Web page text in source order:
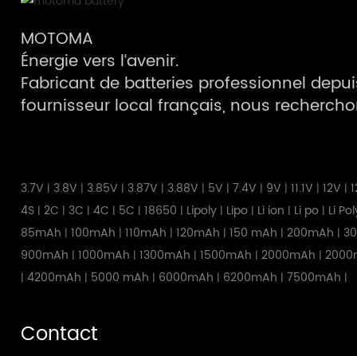
MOTOMA
Énergie vers l‘avenir.
Fabricant de batteries professionnel
fournisseur local français, nous
3.7V | 3.8V | 3.85V | 3.87V | 3.88V | 5V |7.4V | 9V |11.1V |12V |
4S |2C | 3C |4C | 5C |18650 | Lipoly | Lipo | Li ion | Li po | Li
85mAh |100mAh |110mAh |120mAh |150 mAh |200mAh |
900mAh |1000mAh |1300mAh |1500mAh |2000mAh |
|4200mAh | 5000 mAh | 6000mAh | 6200mAh |7500mAh |
Contact